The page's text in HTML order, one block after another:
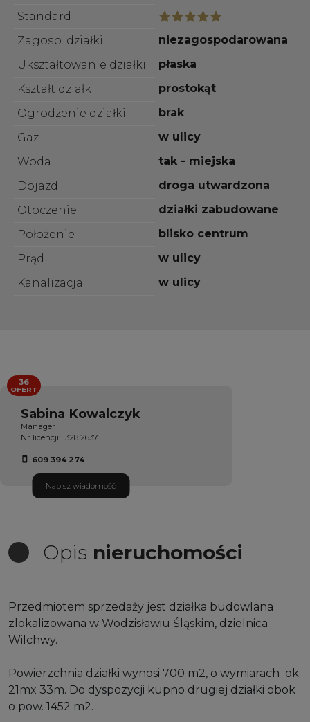
Standard
Zagosp. działki
niezagospodarowana
Ukształtowanie działki
płaska
Kształt działki
prostokąt
Ogrodzenie działki
brak
Gaz
w ulicy
Woda
tak - miejska
Dojazd
droga utwardzona
Otoczenie
działki zabudowane
Położenie
blisko centrum
Prąd
w ulicy
Kanalizacja
w ulicy
Sabina Kowalczyk
Manager
Nr licencji: 1328 2637
609 394 274
Napisz wiadomość
36
OFERT
Opis nieruchomości
Przedmiotem sprzedaży jest działka budowlana
zlokalizowana w Wodzisławiu Śląskim, dzielnica
Wilchwy.
Powierzchnia działki wynosi 700 m2, o wymiarach ok.
21mx 33m. Do dyspozycji kupno drugiej działki obok
o pow. 1452 m2.